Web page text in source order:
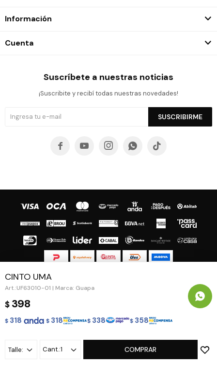
CINTO UMA
UF63010-01 | Marca: Guapa
$ 398
$ 318 $ 318 $ 338 $ 358
Talle: 1 COMPRAR
Información
Cuenta
Suscríbete a nuestras noticias
¡Suscribite y recibí todas nuestras novedades!
SUSCRIBIRME
    
© Copyright 2026 / Guapa - Paprika
Fenicio